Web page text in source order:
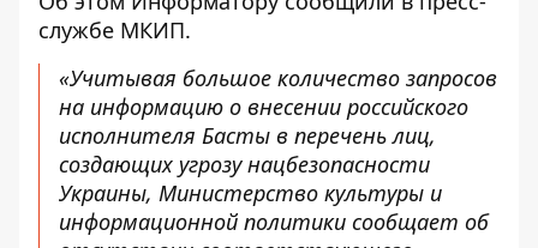
службе МКИП.
«Учитывая большое количество запросов
на информацию о внесении российского
исполнителя Басты в перечень лиц,
создающих угрозу нацбезопасности
Украины, Министерство культуры и
информационной политики сообщает об